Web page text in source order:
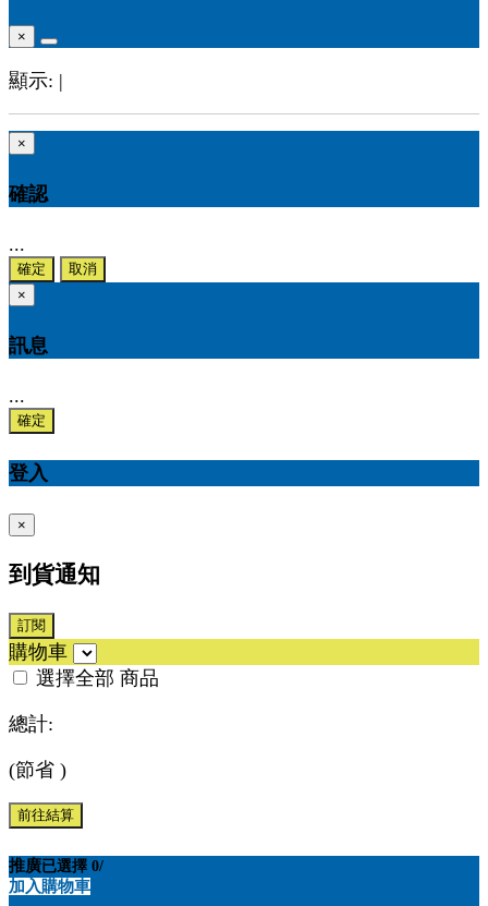
×
顯示: |
×
確認
...
確定
取消
×
訊息
...
確定
登入
×
到貨通知
訂閱
購物車
選擇全部 商品
總計:
(節省 )
前往結算
推廣已選擇 0/
加入購物車